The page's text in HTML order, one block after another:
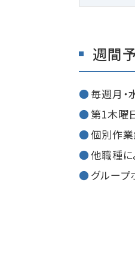
週間
毎週月・
第1木曜
個別作
他職種に
グルー